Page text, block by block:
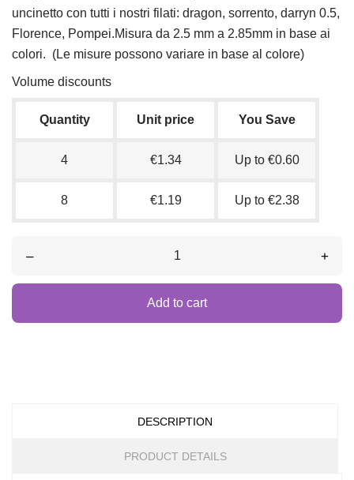
uncinetto con tutti i nostri filati: dragon, sorrento, darryn 0.5,
Florence, Pompei.Misura da 2.5 mm a 2.85mm in base ai
colori. (Le misure possono variare in base al colore)
Volume discounts
Quantity Unit price You Save
4 €1.34 Up to €0.60
8 €1.19 Up to €2.38
– +
Add to cart
DESCRIPTION
PRODUCT DETAILS